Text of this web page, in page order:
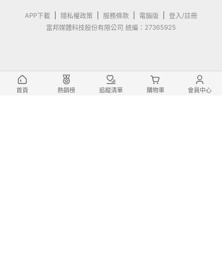
APP下載 隱私權政策 服務條款 電腦版
登入/註冊
富邦媒體科技股份有限公司 統編：27365925
首頁 熱銷榜 追蹤清單 購物車 會員中心